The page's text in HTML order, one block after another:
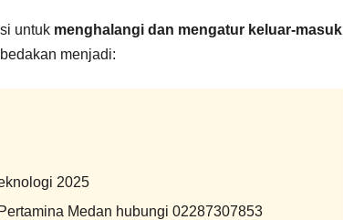
untuk menghalangi dan mengatur keluar-masuk
menjadi:
2025
Medan hubungi 02287307853